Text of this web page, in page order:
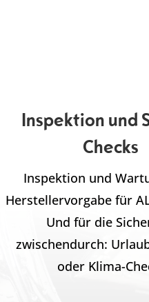
Inspektion und
Checks
Inspektion und
Herstellervorgabe für
Und für die
zwischendurch:
oder Klima-